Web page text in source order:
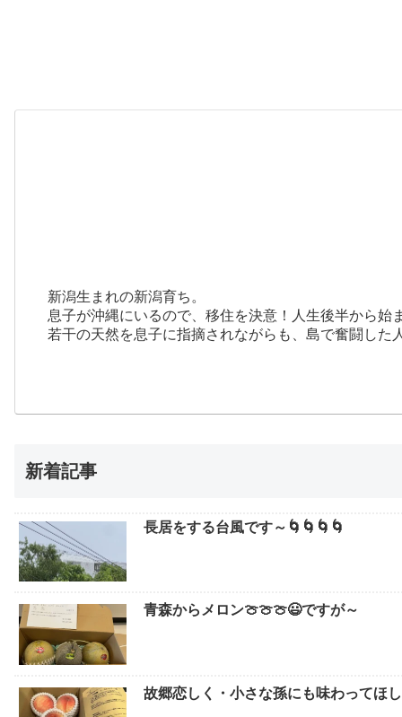
新潟生まれの新潟育ち。
息子が沖縄にいるので、移住を決意！人生後半から
若干の天然を息子に指摘されながらも、島で奮闘した
新着記事
長居をする台風です～🌀🌀🌀🌀
青森からメロン🍈🍈🍈😃ですが～
故郷恋しく・小さな孫にも味わってほ